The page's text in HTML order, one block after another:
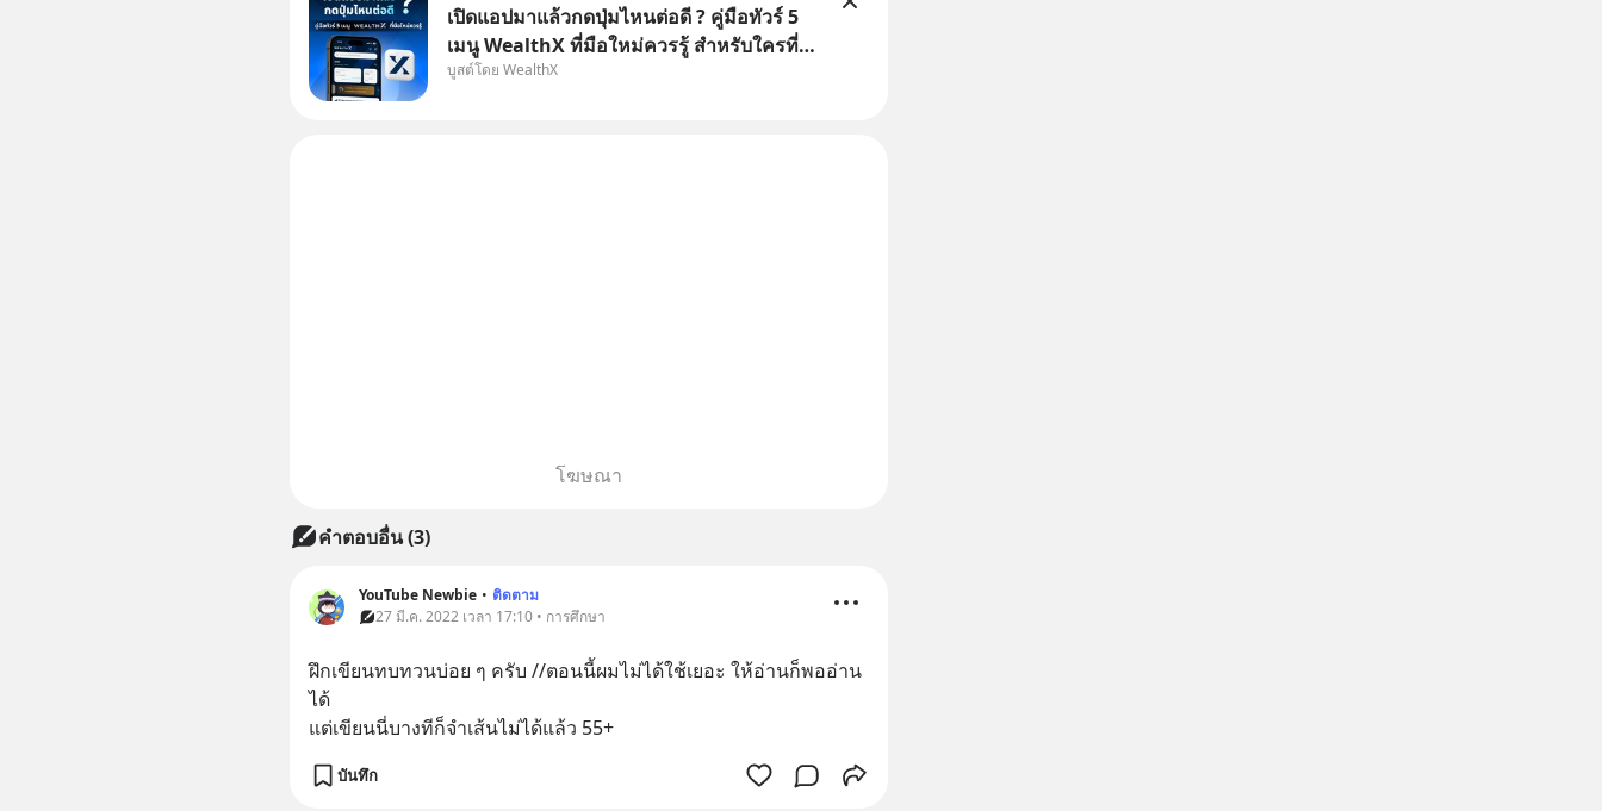
เปิดแอปมาแล้วกดปุ่มไหนต่อดี ? คู่มือทัวร์ 5
เมนู WealthX ที่มือใหม่ควรรู้ สำหรับใครที่
เพิ่งโหลดแอปมา แต่ยังงง ๆ ไม่รู้ว่าต้องกดปุ่ม
บูสต์โดย WealthX
โฆษณา
คำตอบอื่น(3)
YouTube Newbie • ติดตาม
27 มี.ค. 2022 เวลา 17:10 • การศึกษา
ฝึกเขียนทบทวนบ่อย ๆ ครับ //ตอนนี้ผมไม่ได้ใช้เยอะ ให้อ่านก็พออ่าน
ได้
แต่เขียนนี่บางทีก็จำเส้นไม่ได้แล้ว 55+
บันทึก